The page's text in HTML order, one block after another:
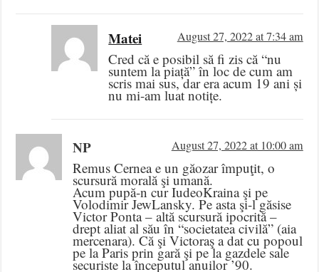
Matei August 27, 2022 at 7:34 am
Cred că e posibil să fi zis că “nu
suntem la piață” în loc de cum am
scris mai sus, dar era acum 19 ani și
nu mi-am luat notițe.
NP August 27, 2022 at 10:00 am
Remus Cernea e un găozar împuţit, o
scursură morală şi umană.
Acum pupă-n cur IudeoKraina şi pe
Volodimir JewLansky. Pe asta şi-l găsise
Victor Ponta – altă scursură ipocrită –
drept aliat al său în “societatea civilă” (aia
mercenara). Că şi Victoraş a dat cu popoul
pe la Paris prin gară şi pe la gazdele sale
securiste la începutul anuilor ’90.